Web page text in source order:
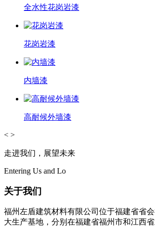
全水性花岗岩漆
花岗岩漆
内墙漆
高耐候外墙漆
< >
走进我们，展望未来
Entering Us and Lo
关于我们
福州左盾建筑材料有限公司位于福建省省
大生产基地，分别在福建省福州市和江西